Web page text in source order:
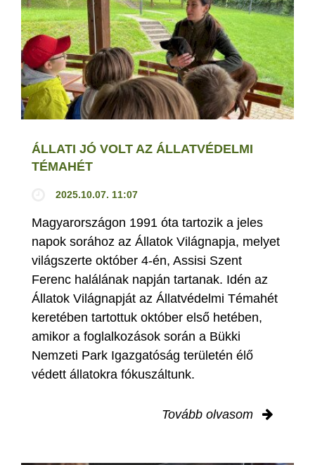
ÁLLATI JÓ VOLT AZ ÁLLATVÉDELMI
TÉMAHÉT
2025.10.07. 11:07
Magyarországon 1991 óta tartozik a jeles
napok sorához az Állatok Világnapja, melyet
világszerte október 4-én, Assisi Szent
Ferenc halálának napján tartanak. Idén az
Állatok Világnapját az Állatvédelmi Témahét
keretében tartottuk október első hetében,
amikor a foglalkozások során a Bükki
Nemzeti Park Igazgatóság területén élő
védett állatokra fókuszáltunk.
Tovább olvasom